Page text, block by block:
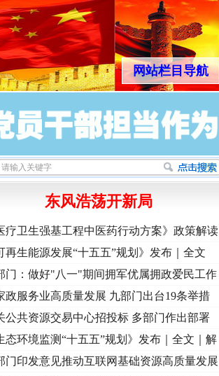
网站栏目导航
东风浩荡开新局
疗卫生强基工程中医药行动方案》政策解读
再生能源发展“十五五”规划》发布｜全文
门：做好"八一"期间拥军优属拥政爱民工作
政服务业高质量发展 九部门出台19条举措
公共资源交易中心招投标 多部门作出部署
态环境监测“十五五”规划》发布｜全文｜解
门印发意见推动互联网基础资源高质量发展